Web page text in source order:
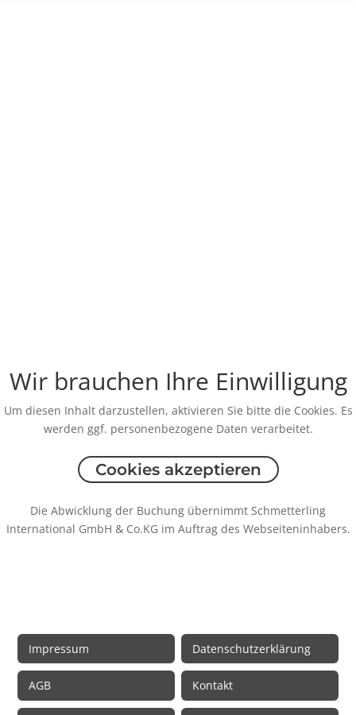
Wir brauchen Ihre Einwilligung
Um diesen Inhalt darzustellen, aktivieren Sie bitte die Cookies. Es
werden ggf. personenbezogene Daten verarbeitet.
Cookies akzeptieren
Die Abwicklung der Buchung übernimmt Schmetterling
International GmbH & Co.KG im Auftrag des Webseiteninhabers.
Impressum Datenschutzerklärung
AGB Kontakt